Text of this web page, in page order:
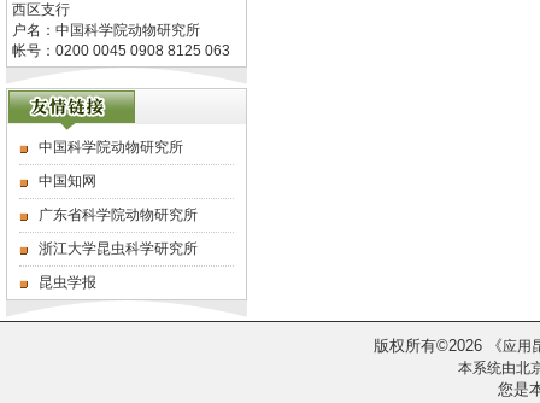
西区支行
户名：中国科学院动物研究所
帐号：0200 0045 0908 8125 063
中国科学院动物研究所
中国知网
广东省科学院动物研究所
浙江大学昆虫科学研究所
昆虫学报
版权所有©2026 《应用
本系统由北
您是